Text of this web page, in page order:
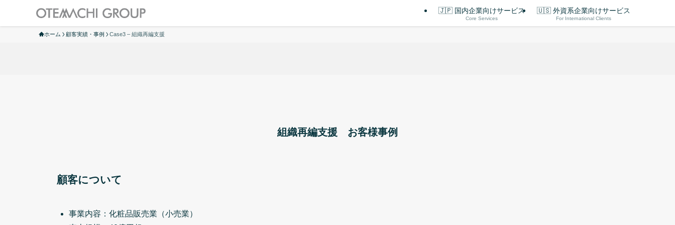
🇯🇵 国内企業向けサービス
Core Services
🇺🇸 外資系企業向けサービス
For International Clients
ホーム 顧客実績・事例 Case3 – 組織再編支援
組織再編支援 お客様事例
顧客について
事業内容：化粧品販売業（小売業）